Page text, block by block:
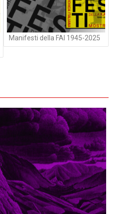
Manifesti della FAI 1945-2025